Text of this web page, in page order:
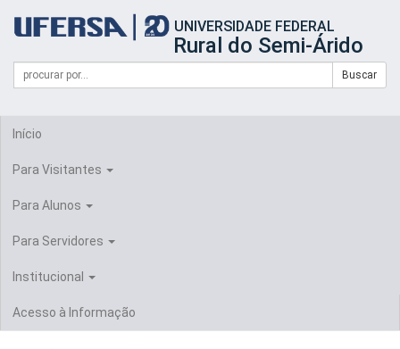
portal
UFERSA
UNIVERSIDADE FEDERAL
Rural do Semi-Árido
Formulário
Busca
Campo
de
Buscar
Início
Para Visitantes
Para Alunos
Para Servidores
Institucional
Acesso à Informação